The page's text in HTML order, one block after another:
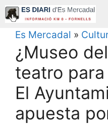
Saltar
al
contenido
Es Mercadal »
¿Museo
teatro
El
apuesta